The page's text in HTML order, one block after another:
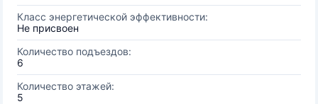
Класс энергетической эффективности:
Не присвоен
Количество подъездов:
6
Количество этажей:
5